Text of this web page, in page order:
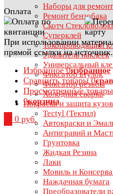
Наборы для
Ремонт бензобака
Скотч
Суперклей
Токопроводящий
Удалитель наклеек
Универсальный
Фиксатор втулок
Фиксатор резьбы
Холодная сварка
Покраска и защита
Tectyl (Тектил)
Автокраски и
Антигравий и
Грунтовка
Жидкая Резина
Лаки
Мовиль и
Наждачная бумага
Преобразователи
Оплата
При использовании
прямой ссылки на источник.
Избранное 0избранное
Сравнить товары 0
Просмотренные товары
0корзина
0 руб.